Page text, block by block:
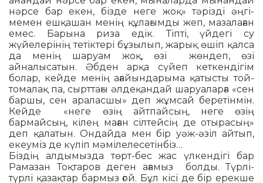
нәрсе бар екен, бізде неге жоқ» тәрізді әңгі­
мемен ешқашан менің құлағымды жеп, маза­ла­ған
емес. Барына риза едік. Тіпті, үй­дегі су
жүйелерінің тетіктері бұзылып, жа­рық өшіп қалса
да менің шаруам жоқ, өзі жөндеп, өзі
айналысатын. Әбден арқа сүйеп кеткендігім
болар, кейде ме­нің ағайын­дарыма қатысты той-
томалақ па, сырттағы әлдеқандай шаруаларға «сен
баршы, сен араласшы» деп жұмсай беретінмін.
Кейде «неге өзің айтпайсың, неге өзің
бармайсың, кілең маған сіл­тейсің де отырасың»
деп қалатын. Ондайда мен бір уәж-әзіл айтып,
екеуміз де күліп мәмілелесетінбіз…
Біздің алдымызда төрт-бес жас үл­кен­дігі бар
Рамазан Тоқтаров деген аға­мыз болды. Түрлі-
түрлі қазақтар бармыз ғой. Бұл кісі де бір ерекше